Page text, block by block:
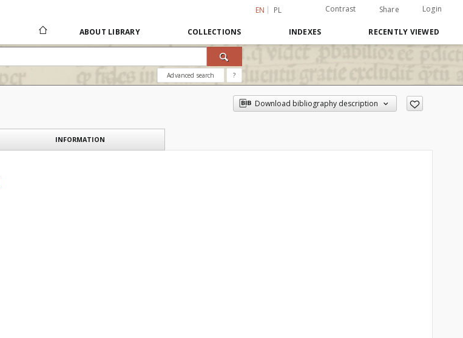
EN PL Contrast Share Login
ABOUT LIBRARY COLLECTIONS INDEXES RECENTLY VIEWED
Advanced search ?
Download bibliography description
INFORMATION